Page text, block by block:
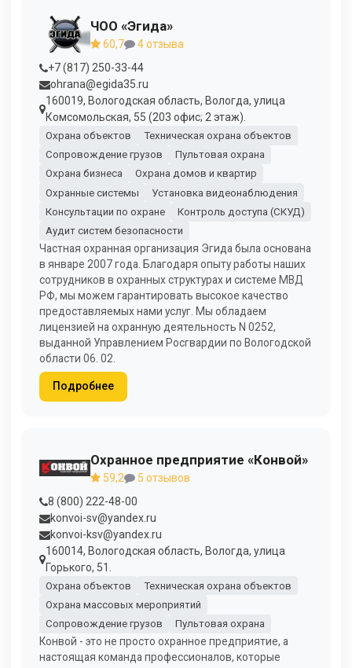
ЧОО «Эгида»
60,7
4 отзыва
+7 (817) 250-33-44
ohrana@egida35.ru
160019, Вологодская область, Вологда, улица
Комсомольская, 55 (203 офис; 2 этаж).
Охрана объектов
Техническая охрана объектов
Сопровождение грузов
Пультовая охрана
Охрана бизнеса
Охрана домов и квартир
Охранные системы
Установка видеонаблюдения
Консультации по охране
Контроль доступа (СКУД)
Аудит систем безопасности
Частная охранная организация Эгида была основана
в январе 2007 года. Благодаря опыту работы наших
сотрудников в охранных структурах и системе МВД
РФ, мы можем гарантировать высокое качество
предоставляемых нами услуг. Мы обладаем
лицензией на охранную деятельность N 0252,
выданной Управлением Росгвардии по Вологодской
области 06. 02.
Подробнее
Охранное предприятие «Конвой»
59,2
5 отзывов
8 (800) 222-48-00
konvoi-sv@yandex.ru
konvoi-ksv@yandex.ru
160014, Вологодская область, Вологда, улица
Горького, 51.
Охрана объектов
Техническая охрана объектов
Охрана массовых мероприятий
Сопровождение грузов
Пультовая охрана
Конвой - это не просто охранное предприятие, а
настоящая команда профессионалов, которые